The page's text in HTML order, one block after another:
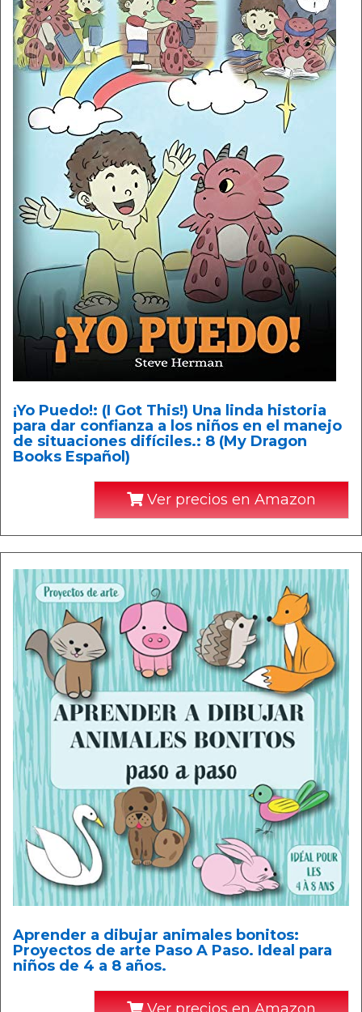
¡Yo Puedo!: (I Got This!) Una linda historia
para dar confianza a los niños en el manejo
de situaciones difíciles.: 8 (My Dragon
Books Español)
Ver precios en Amazon
Aprender a dibujar animales bonitos:
Proyectos de arte Paso A Paso. Ideal para
niños de 4 a 8 años.